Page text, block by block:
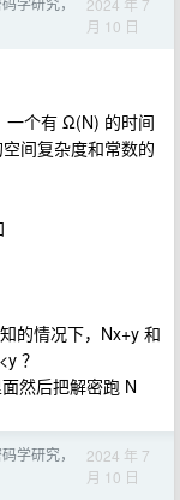
月 10 日
一个有 Ω(N) 的时间
间复杂度和常数的
的情况下，Nx+y 和
？
然后把解密跑 N
学研究，
2024 年 7
月 10 日